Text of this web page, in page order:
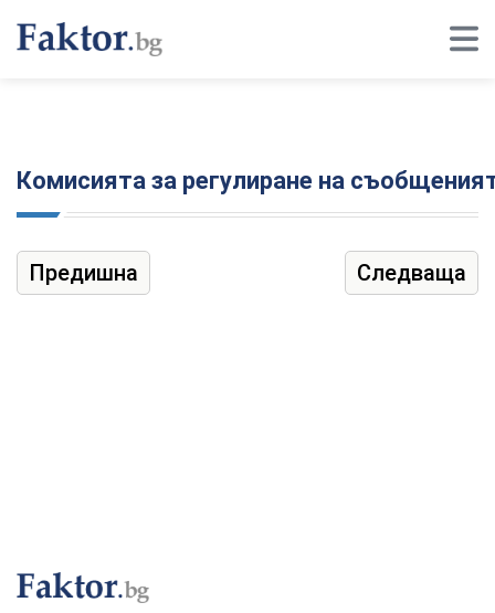
Комисията за регулиране на
Предишна Следваща